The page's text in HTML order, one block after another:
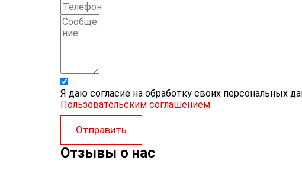
Я даю согласие на обработку своих персональных
Пользовательским соглашением
Отправить
Отзывы о нас